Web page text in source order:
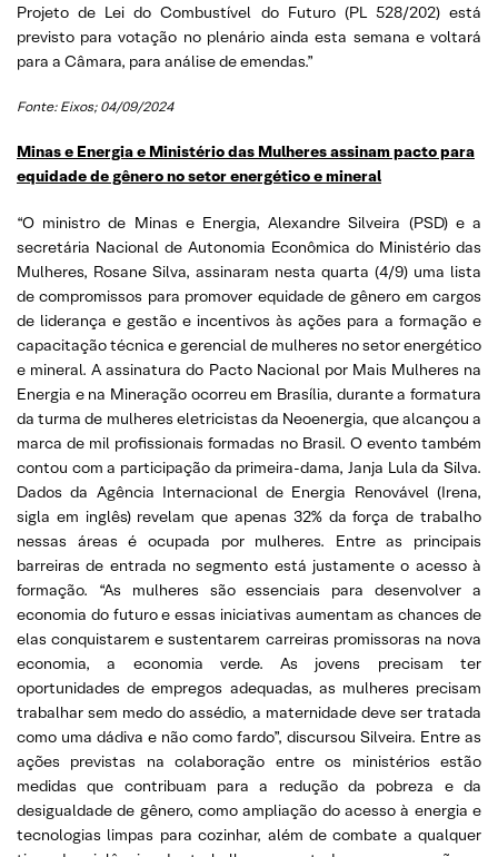
Projeto de Lei do Combustível do Futuro (PL 528/202) está
previsto para votação no plenário ainda esta semana e voltará
para a Câmara, para análise de emendas.”
Fonte: Eixos; 04/09/2024
Minas e Energia e Ministério das Mulheres assinam pacto para
equidade de gênero no setor energético e mineral
“O ministro de Minas e Energia, Alexandre Silveira (PSD) e a
secretária Nacional de Autonomia Econômica do Ministério das
Mulheres, Rosane Silva, assinaram nesta quarta (4/9) uma lista
de compromissos para promover equidade de gênero em cargos
de liderança e gestão e incentivos às ações para a formação e
capacitação técnica e gerencial de mulheres no setor energético
e mineral. A assinatura do Pacto Nacional por Mais Mulheres na
Energia e na Mineração ocorreu em Brasília, durante a formatura
da turma de mulheres eletricistas da Neoenergia, que alcançou a
marca de mil profissionais formadas no Brasil. O evento também
contou com a participação da primeira-dama, Janja Lula da Silva.
Dados da Agência Internacional de Energia Renovável (Irena,
sigla em inglês) revelam que apenas 32% da força de trabalho
nessas áreas é ocupada por mulheres. Entre as principais
barreiras de entrada no segmento está justamente o acesso à
formação. “As mulheres são essenciais para desenvolver a
economia do futuro e essas iniciativas aumentam as chances de
elas conquistarem e sustentarem carreiras promissoras na nova
economia, a economia verde. As jovens precisam ter
oportunidades de empregos adequadas, as mulheres precisam
trabalhar sem medo do assédio, a maternidade deve ser tratada
como uma dádiva e não como fardo”, discursou Silveira. Entre as
ações previstas na colaboração entre os ministérios estão
medidas que contribuam para a redução da pobreza e da
desigualdade de gênero, como ampliação do acesso à energia e
tecnologias limpas para cozinhar, além de combate a qualquer